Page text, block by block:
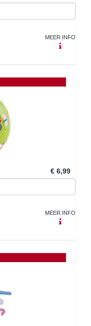
MEER INFO
€ 6,99
MEER INFO